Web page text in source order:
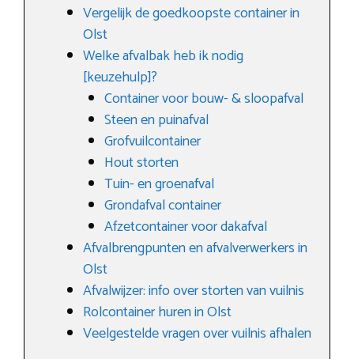
Vergelijk de goedkoopste container in
Olst
Welke afvalbak heb ik nodig
[keuzehulp]?
Container voor bouw- & sloopafval
Steen en puinafval
Grofvuilcontainer
Hout storten
Tuin- en groenafval
Grondafval container
Afzetcontainer voor dakafval
Afvalbrengpunten en afvalverwerkers in
Olst
Afvalwijzer: info over storten van vuilnis
Rolcontainer huren in Olst
Veelgestelde vragen over vuilnis afhalen